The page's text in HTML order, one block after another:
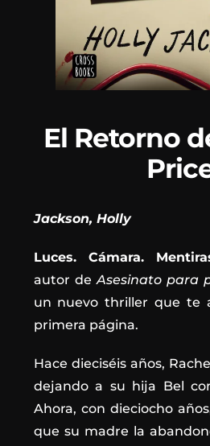
El Retorno
Jackson, Holly
Luces. Cámara.
autor de Asesinato para
un nuevo thriller que te
primera página.
Hace dieciséis años,
dejando a su hija Bel
Ahora, con dieciocho
que su madre la